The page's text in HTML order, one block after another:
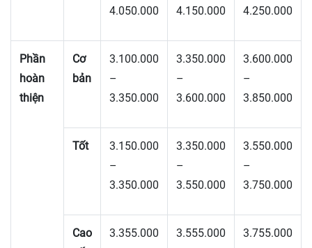
4.050.000
4.150.000
4.250.000
Phần
hoàn
thiện
Cơ
bản
3.100.000
–
3.350.000
3.350.000
–
3.600.000
3.600.000
–
3.850.000
Tốt
3.150.000
–
3.350.000
3.350.000
–
3.550.000
3.550.000
–
3.750.000
Cao
3.355.000
3.555.000
3.755.000